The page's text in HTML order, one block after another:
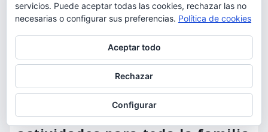
ACTUALIDAD OCIO
Bonaire convierte el eclipse
solar en una experiencia única
con música, espectáculo y
servicios. Puede aceptar todas las cookies, rechazar las no
necesarias o configurar sus preferencias. Política de cookies
Aceptar todo
Rechazar
Configurar
Para obtener más información, incluido cómo gestionar las cookies,